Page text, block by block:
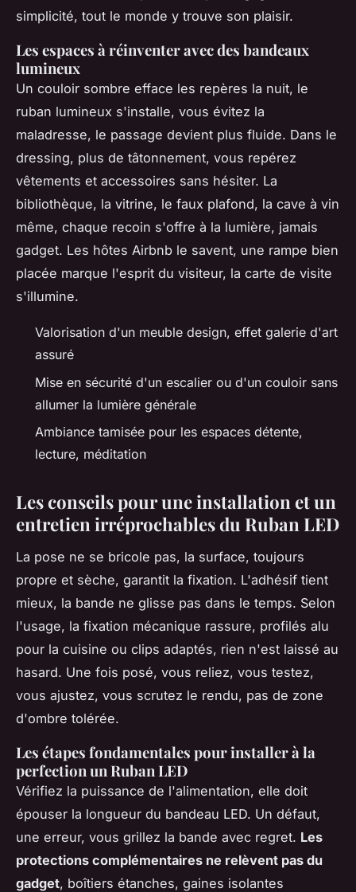
simplicité, tout le monde y trouve son plaisir.
Les espaces à réinventer avec des bandeaux
lumineux
Un couloir sombre efface les repères la nuit, le
ruban lumineux s'installe, vous évitez la
maladresse, le passage devient plus fluide. Dans le
dressing, plus de tâtonnement, vous repérez
vêtements et accessoires sans hésiter. La
bibliothèque, la vitrine, le faux plafond, la cave à vin
même, chaque recoin s'offre à la lumière, jamais
gadget. Les hôtes Airbnb le savent, une rampe bien
placée marque l'esprit du visiteur, la carte de visite
s'illumine.
Valorisation d'un meuble design, effet galerie d'art
assuré
Mise en sécurité d'un escalier ou d'un couloir sans
allumer la lumière générale
Ambiance tamisée pour les espaces détente,
lecture, méditation
Les conseils pour une installation et un
entretien irréprochables du Ruban LED
La pose ne se bricole pas, la surface, toujours
propre et sèche, garantit la fixation. L'adhésif tient
mieux, la bande ne glisse pas dans le temps. Selon
l'usage, la fixation mécanique rassure, profilés alu
pour la cuisine ou clips adaptés, rien n'est laissé au
hasard. Une fois posé, vous reliez, vous testez,
vous ajustez, vous scrutez le rendu, pas de zone
d'ombre tolérée.
Les étapes fondamentales pour installer à la
perfection un Ruban LED
Vérifiez la puissance de l'alimentation, elle doit
épouser la longueur du bandeau LED. Un défaut,
une erreur, vous grillez la bande avec regret. Les
protections complémentaires ne relèvent pas du
gadget, boîtiers étanches, gaines isolantes